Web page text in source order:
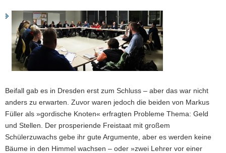
Beifall gab es in Dresden erst zum Schluss – aber das war nicht
anders zu erwarten. Zuvor waren jedoch die beiden von Markus
Füller als »gordische Knoten« erfragten Probleme Thema: Geld
und Stellen. Der prosperiende Freistaat mit großem
Schülerzuwachs gebe ihr gute Argumente, aber es werden keine
Bäume in den Himmel wachsen – oder »zwei Lehrer vor einer